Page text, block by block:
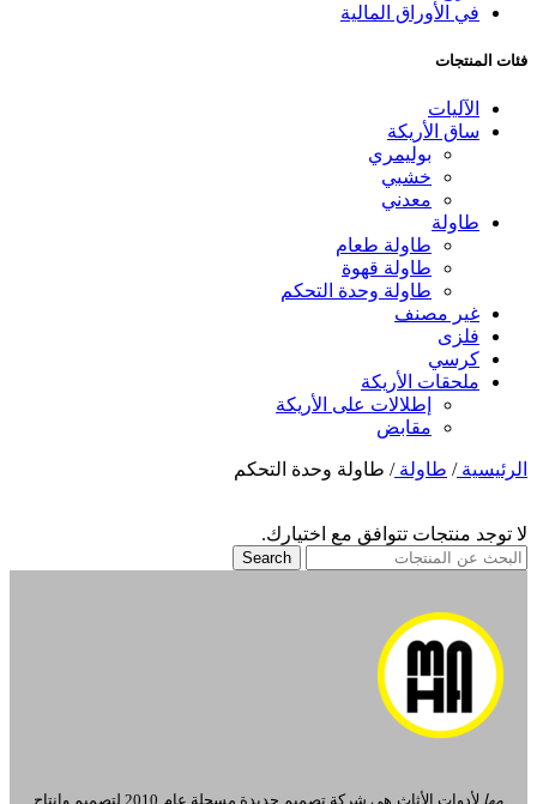
في الأوراق المالية
فئات المنتجات
الآليات
ساق الأريكة
بوليمري
خشبي
معدني
طاولة
طاولة طعام
طاولة قهوة
طاولة وحدة التحكم
غير مصنف
فلزی
كرسي
ملحقات الأريكة
إطلالات على الأريكة
مقابض
الرئيسية/ طاولة/ طاولة وحدة التحكم
لا توجد منتجات تتوافق مع اختيارك.
Search
مها
لأدوات الأثاث هي شركة تصميم جديدة مسجلة عام 2010 لتصميم وإنتاج